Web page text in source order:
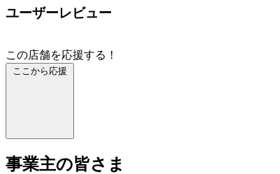
ユーザーレビュー
この店舗を応援する！
ここから応援
事業主の皆さま